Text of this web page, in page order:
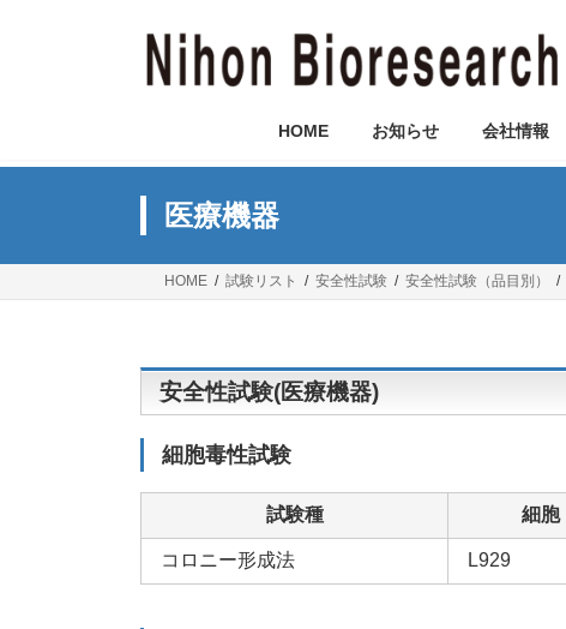
HOME お知らせ 会社情報
医療機器
HOME 試験リスト 安全性試験 安全性試験（品目別）
安全性試験(医療機器)
細胞毒性試験
試験種 細胞
コロニー形成法 L929